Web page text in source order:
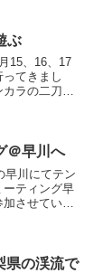
しい毛鉤は
た！
ぶ
15、16、17
てきまし
ラの二刀流
＠早川へ
早川にてテン
ーティング早
させていた
県の渓流で